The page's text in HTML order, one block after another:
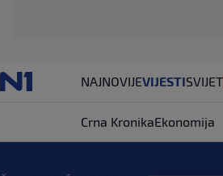
NAJNOVIJEVIJESTISVIJET
Crna KronikaEkonomija